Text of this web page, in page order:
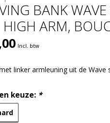
BANK
HIGH ARM,
Incl. btw
linker armleuning uit de Wave
keuze: *